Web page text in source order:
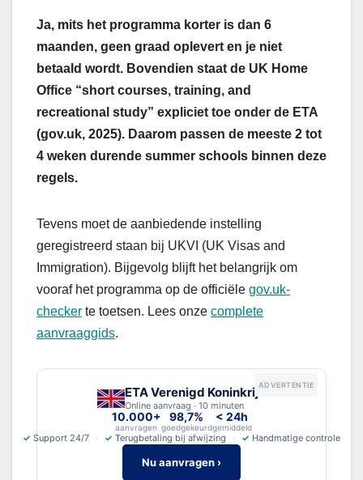
Ja, mits het programma korter is dan 6
maanden, geen graad oplevert en je niet
betaald wordt. Bovendien staat de UK Home
Office “short courses, training, and
recreational study” expliciet toe onder de ETA
(gov.uk, 2025). Daarom passen de meeste 2 tot
4 weken durende summer schools binnen deze
regels.
Tevens moet de aanbiedende instelling
geregistreerd staan bij UKVI (UK Visas and
Immigration). Bijgevolg blijft het belangrijk om
vooraf het programma op de officiële gov.uk-
checker te toetsen. Lees onze complete
aanvraaggids.
ADVERTENTIE
ETA Verenigd Koninkrijk
Online aanvraag · 10 minuten
10.000+
aanvragen
98,7%
goedgekeurd
< 24h
gemiddeld
✓ Support 24/7 ✓ Terugbetaling bij afwijzing ✓ Handmatige controle
Nu aanvragen ›